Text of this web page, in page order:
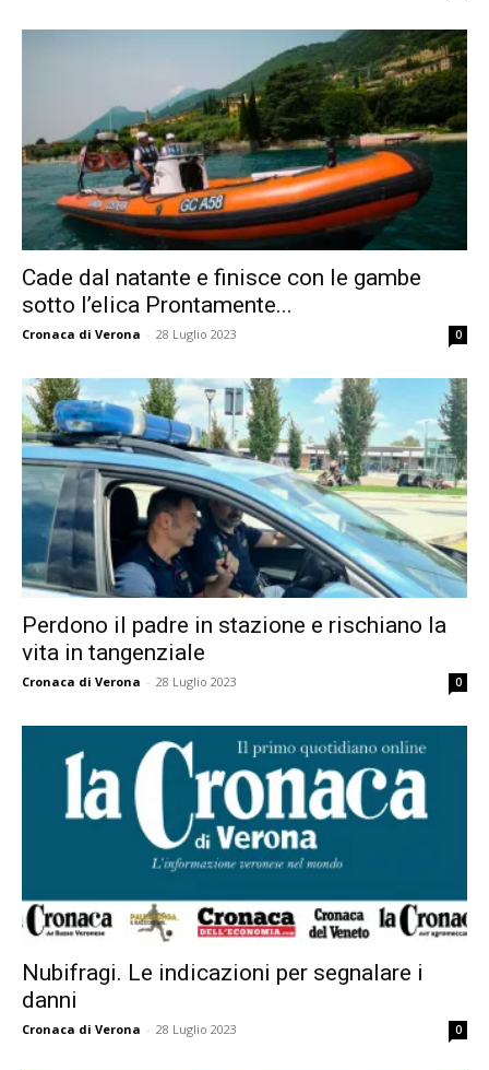
Cade dal natante e finisce con le gambe
sotto l’elica Prontamente...
Cronaca di Verona - 28 Luglio 2023 0
Perdono il padre in stazione e rischiano la
vita in tangenziale
Cronaca di Verona - 28 Luglio 2023 0
Nubifragi. Le indicazioni per segnalare i
danni
Cronaca di Verona - 28 Luglio 2023 0